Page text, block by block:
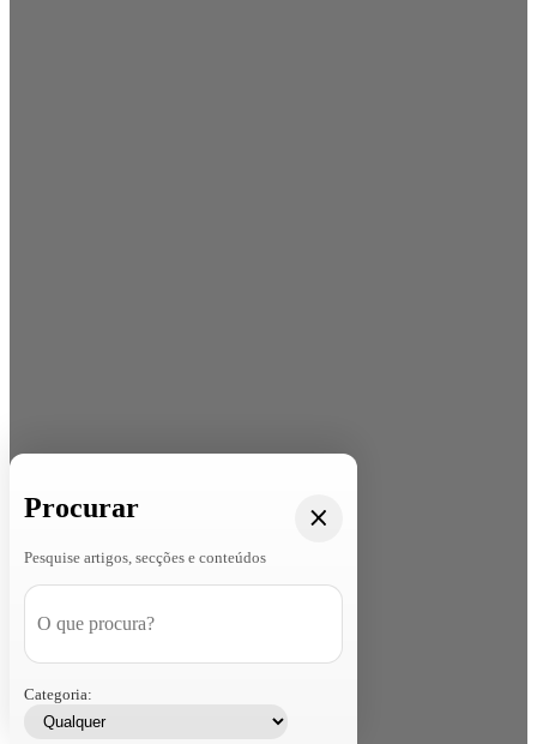
Procurar
Pesquise artigos, secções e conteúdos
Categoria: